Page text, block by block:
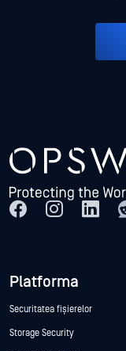
Platforma
Securitatea fișierelor
Storage Security